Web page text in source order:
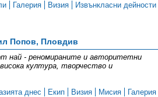
Галерия Визия Извънкласни дейности
Попов, Пловдив
най - реномираните и авторитетни
култура, творчество и
днес Екип Визия Мисия Галерия